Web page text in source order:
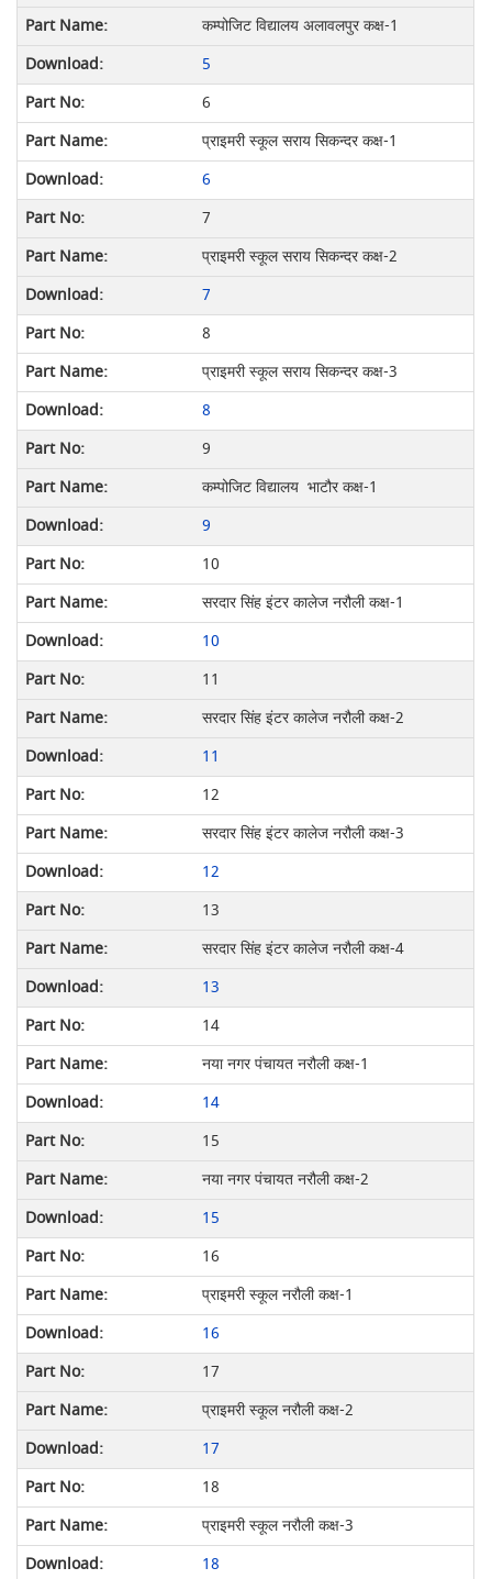
कम्पोजिट विद्यालय अलावलपुर कक्ष-1
5
6
प्राइमरी स्कूल सराय सिकन्दर कक्ष-1
6
7
प्राइमरी स्कूल सराय सिकन्दर कक्ष-2
7
8
प्राइमरी स्कूल सराय सिकन्दर कक्ष-3
8
9
कम्पोजिट विद्यालय भाटौर कक्ष-1
9
10
सरदार सिंह इंटर कालेज नरौली कक्ष-1
10
11
सरदार सिंह इंटर कालेज नरौली कक्ष-2
11
12
सरदार सिंह इंटर कालेज नरौली कक्ष-3
12
13
सरदार सिंह इंटर कालेज नरौली कक्ष-4
13
14
नया नगर पंचायत नरौली कक्ष-1
14
15
नया नगर पंचायत नरौली कक्ष-2
15
16
प्राइमरी स्कूल नरौली कक्ष-1
16
17
प्राइमरी स्कूल नरौली कक्ष-2
17
18
प्राइमरी स्कूल नरौली कक्ष-3
18